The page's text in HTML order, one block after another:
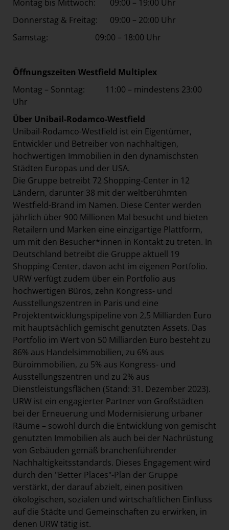
Montag bis Mittwoch: 09:00 – 19:00 Uhr
Donnerstag & Freitag: 09:00 – 20:00 Uhr
Samstag: 09:00 – 18:00 Uhr
Öffnungszeiten Westfield Multiplex
Montag – Sonntag: 11:00 – mindestens 23:00
Uhr
Über Unibail-Rodamco-Westfield
Unibail-Rodamco-Westfield ist ein Eigentümer,
Entwickler und Betreiber von nachhaltigen,
hochwertigen Immobilien in den dynamischsten
Städten Europas und der USA.
Die Gruppe betreibt 72 Shopping-Center in 12
Ländern, darunter 38 mit der weltberühmten
Westfield-Brand im Namen. Diese Center werden
jährlich über 900 Millionen Mal besucht und bieten
Retailern und Marken eine einzigartige Plattform,
um mit den Besucher*innen in Kontakt zu treten. In
Deutschland betreibt die Gruppe aktuell 19
Shopping-Center, davon acht im eigenen Portfolio.
URW verfügt zudem über ein Portfolio aus
hochwertigen Büros, zehn Kongress- und
Ausstellungszentren in Paris und eine
Projektentwicklungspipeline von 2,5 Milliarden Euro
mit hauptsächlich gemischt genutzten Assets. Das
Portfolio im Wert von 50 Milliarden Euro besteht zu
86% aus Handelsimmobilien, zu 6% aus
Büroimmobilien, zu 5% aus Kongress- und
Ausstellungszentren und zu 2% aus
Dienstleistungsflächen (Stand: 31. Dezember 2023).
URW ist ein engagierter Partner von Großstädten
bei der Erneuerung und Modernisierung urbaner
Räume – sowohl durch die Entwicklung von gemischt
genutzten Immobilien als auch bei der Nachrüstung
von Gebäuden gemäß branchenführender
Nachhaltigkeitsstandards. Dieses Engagement wird
durch den "Better Places"-Plan der Gruppe
verstärkt, der darauf abzielt, einen positiven
ökologischen, sozialen und wirtschaftlichen Einfluss
auf die Städte und Gemeinschaften zu erwirken, in
denen URW tätig ist.